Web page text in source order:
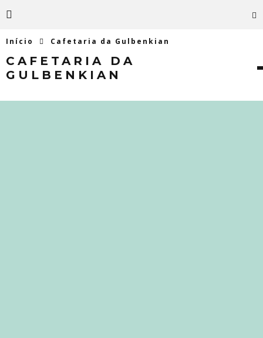
Início Cafetaria da Gulbenkian
CAFETARIA DA
GULBENKIAN